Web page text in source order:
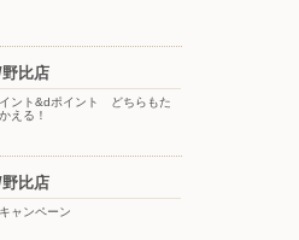
ン実
比店
イント&dポイント どちらもた
える！
比店
ャンペーン